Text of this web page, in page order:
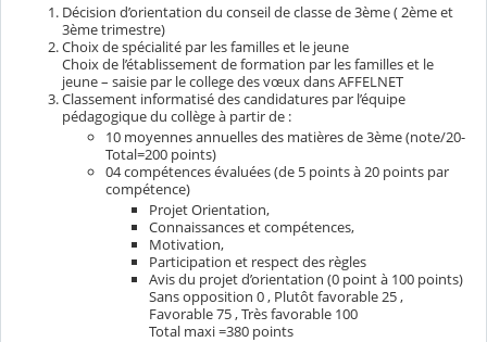
Décision d’orientation du conseil de classe de 3ème ( 2ème et
3ème trimestre)
Choix de spécialité par les familles et le jeune
Choix de l’établissement de formation par les familles et le
jeune – saisie par le college des vœux dans AFFELNET
Classement informatisé des candidatures par l’équipe
pédagogique du collège à partir de :
10 moyennes annuelles des matières de 3ème (note/20-
Total=200 points)
04 compétences évaluées (de 5 points à 20 points par
compétence)
Projet Orientation,
Connaissances et compétences,
Motivation,
Participation et respect des règles
Avis du projet d’orientation (0 point à 100 points)
Sans opposition 0 , Plutôt favorable 25 ,
Favorable 75 , Très favorable 100
Total maxi =380 points